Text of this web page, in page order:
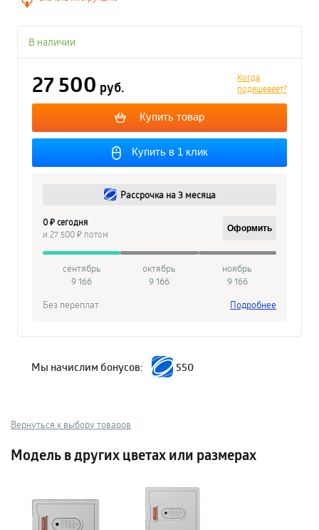
В наличии
Когда
подешевеет?
27 500 руб.
Купить товар
Купить в 1 клик
Рассрочка на 3 месяца
0 ₽ сегодня
и 27 500 ₽ потом
Оформить
сентябрь
9 166
октябрь
9 166
ноябрь
9 166
Без переплат
Подробнее
Мы начислим бонусов: 550
Вернуться к выбору товаров
Модель в других цветах или размерах